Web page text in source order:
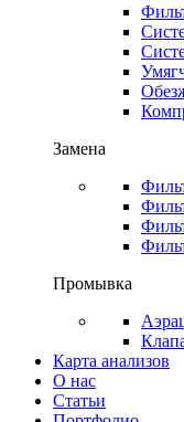
Замена
Промывка
Карта анализов
О нас
Статьи